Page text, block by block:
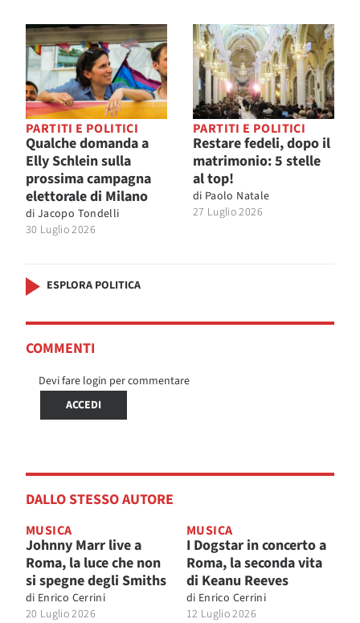
PARTITI E POLITICI
Qualche domanda a
Elly Schlein sulla
prossima campagna
elettorale di Milano
di Jacopo Tondelli
30 Luglio 2026
PARTITI E POLITICI
Restare fedeli, dopo il
matrimonio: 5 stelle
al top!
di Paolo Natale
27 Luglio 2026
ESPLORA POLITICA
COMMENTI
Devi fare login per commentare
ACCEDI
DALLO STESSO AUTORE
MUSICA
Johnny Marr live a
Roma, la luce che non
si spegne degli Smiths
di Enrico Cerrini
20 Luglio 2026
MUSICA
I Dogstar in concerto a
Roma, la seconda vita
di Keanu Reeves
di Enrico Cerrini
12 Luglio 2026